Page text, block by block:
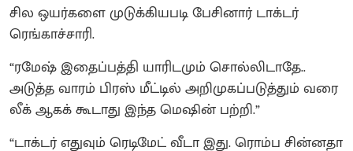
சில ஒயர்களை முடுக்கியபடி பேசினார் டாக்டர்
ரெங்காச்சாரி.
“ரமேஷ் இதைப்பத்தி யாரிடமும் சொல்லிடாதே..
அடுத்த வாரம் பிரஸ் மீட்டில் அறிமுகப்படுத்தும் வரை
லீக் ஆகக் கூடாது இந்த மெஷின் பற்றி.”
“டாக்டர் எதுவும் ரெடிமேட் வீடா இது. ரொம்ப சின்னதா